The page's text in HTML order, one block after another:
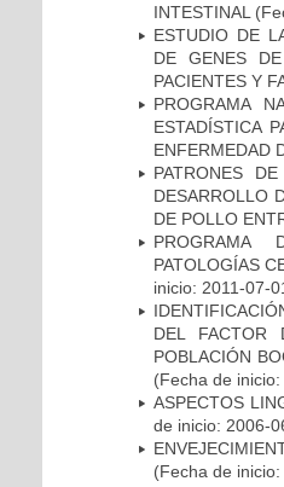
INTESTINAL
ESTUDIO DE
DE GENES
PACIENTES Y
PROGRAMA
ESTADÍSTICA
ENFERMEDAD
PATRONES
DESARROLLO
DE POLLO
PROGRAMA
PATOLOGÍAS
inicio: 2011-07-
DEL FACTOR
POBLACIÓN
(Fecha de
ASPECTOS
de inicio: 2006-
(Fecha de